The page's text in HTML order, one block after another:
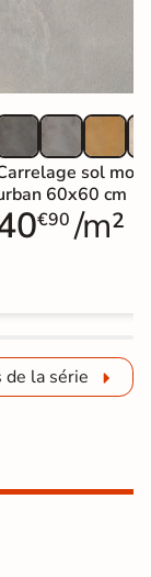
sol
60x60 cm
€90 /m²
la série